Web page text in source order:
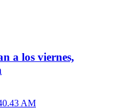
a los viernes,